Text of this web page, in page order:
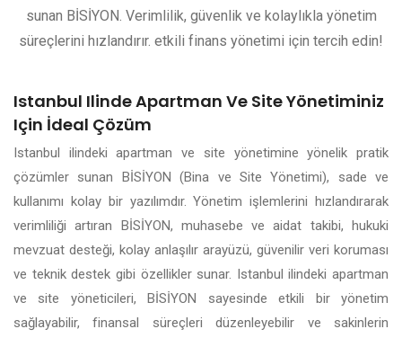
sunan BİSİYON. Verimlilik, güvenlik ve kolaylıkla yönetim
süreçlerini hızlandırır. etkili finans yönetimi için tercih edin!
Istanbul Ilinde Apartman Ve Site Yönetiminiz
Için İdeal Çözüm
Istanbul ilindeki apartman ve site yönetimine yönelik pratik
çözümler sunan BİSİYON (Bina ve Site Yönetimi), sade ve
kullanımı kolay bir yazılımdır. Yönetim işlemlerini hızlandırarak
verimliliği artıran BİSİYON, muhasebe ve aidat takibi, hukuki
mevzuat desteği, kolay anlaşılır arayüzü, güvenilir veri koruması
ve teknik destek gibi özellikler sunar. Istanbul ilindeki apartman
ve site yöneticileri, BİSİYON sayesinde etkili bir yönetim
sağlayabilir, finansal süreçleri düzenleyebilir ve sakinlerin